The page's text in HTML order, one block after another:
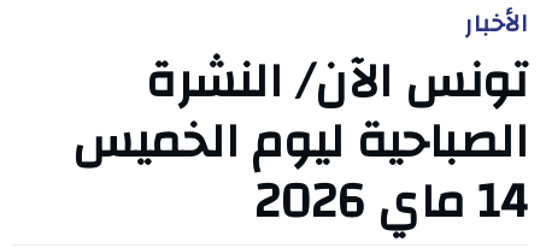
الأخبار
تونس الآن/ النشرة
الصباحية ليوم الخميس
14 ماي 2026